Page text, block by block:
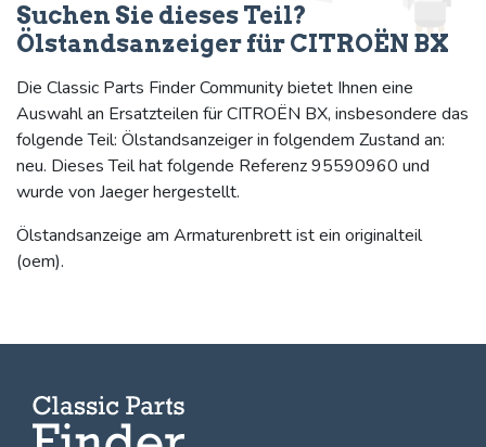
Suchen Sie dieses Teil?
Ölstandsanzeiger für CITROËN BX
Die Classic Parts Finder Community bietet Ihnen eine
Auswahl an Ersatzteilen für CITROËN BX, insbesondere das
folgende Teil: Ölstandsanzeiger in folgendem Zustand an:
neu. Dieses Teil hat folgende Referenz 95590960 und
wurde von Jaeger hergestellt.
Ölstandsanzeige am Armaturenbrett ist ein originalteil
(oem).